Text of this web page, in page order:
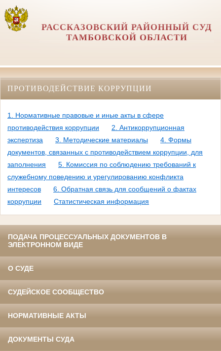
РАССКАЗОВСКИЙ РАЙОННЫЙ СУД
ТАМБОВСКОЙ ОБЛАСТИ
ПРОТИВОДЕЙСТВИЕ КОРРУПЦИИ
1. Нормативные правовые и иные акты в сфере
противодействия коррупции
2. Антикоррупционная
экспертиза
3. Методические материалы
4. Формы
документов, связанных с противодействием коррупции, для
заполнения
5. Комиссия по соблюдению требований к
служебному поведению и урегулированию конфликта
интересов
6. Обратная связь для сообщений о фактах
коррупции
Статистическая информация
ПОДАЧА ПРОЦЕССУАЛЬНЫХ ДОКУМЕНТОВ В
ЭЛЕКТРОННОМ ВИДЕ
О СУДЕ
СУДЕЙСКОЕ СООБЩЕСТВО
НОРМАТИВНЫЕ АКТЫ
ДОКУМЕНТЫ СУДА